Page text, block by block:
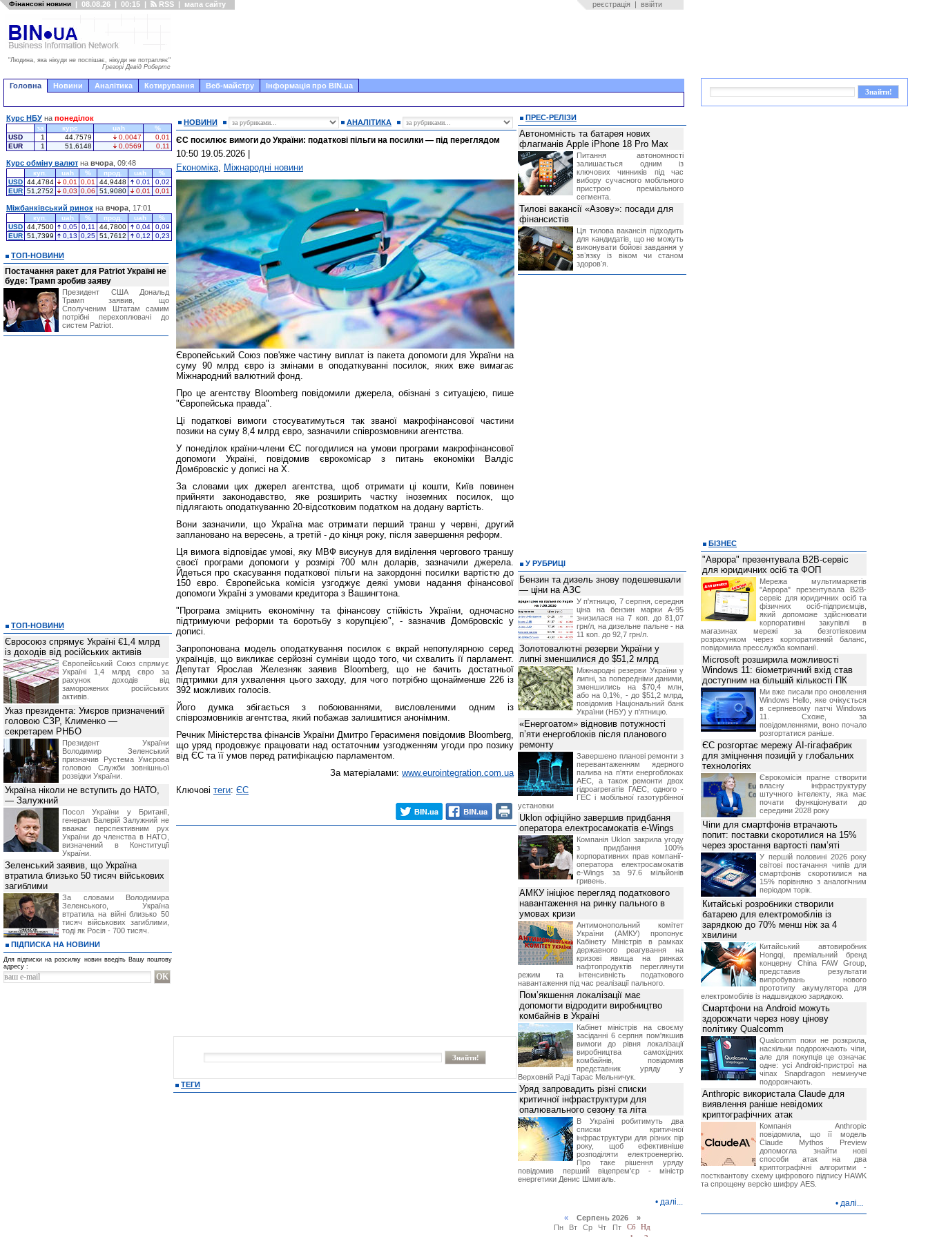
Фінансові новини | 08.08.26 | 00:15 | RSS | мапа сайту реєстрація | ввійти
"Людина, яка нікуди не поспішає, нікуди не потрапляє"
Грегорі Девід Робертс
Головна Новини Аналітика Котирування Веб-майстру Інформація про BIN.ua
НОВИНИ АНАЛІТИКА
ЄС посилює вимоги до України: податкові пільги на посилки — під переглядом
10:50 19.05.2026
Економіка, Міжнародні новини
Європейський Союз пов'яже частину виплат із пакета допомоги для України на
суму 90 млрд євро із змінами в оподаткуванні посилок, яких вже вимагає
Міжнародний валютний фонд.
Про це агентству Bloomberg повідомили джерела, обізнані з ситуацією, пише
"Європейська правда".
Ці податкові вимоги стосуватимуться так званої макрофінансової частини
позики на суму 8,4 млрд євро, зазначили співрозмовники агентства.
У понеділок країни-члени ЄС погодилися на умови програми макрофінансової
допомоги Україні, повідомив єврокомісар з питань економіки Валдіс
Домбровскіс у дописі на X.
За словами цих джерел агентства, щоб отримати ці кошти, Київ повинен
прийняти законодавство, яке розширить частку іноземних посилок, що
підлягають оподаткуванню 20-відсотковим податком на додану вартість.
Вони зазначили, що Україна має отримати перший транш у червні, другий
заплановано на вересень, а третій - до кінця року, після завершення реформ.
Ця вимога відповідає умові, яку МВФ висунув для виділення чергового траншу
своєї програми допомоги у розмірі 700 млн доларів, зазначили джерела.
Йдеться про скасування податкової пільги на закордонні посилки вартістю до
150 євро. Європейська комісія узгоджує деякі умови надання фінансової
допомоги Україні з умовами кредитора з Вашингтона.
"Програма зміцнить економічну та фінансову стійкість України, одночасно
підтримуючи реформи та боротьбу з корупцією", - зазначив Домбровскіс у
дописі.
Запропонована модель оподаткування посилок є вкрай непопулярною серед
українців, що викликає серйозні сумніви щодо того, чи схвалить її парламент.
Депутат Ярослав Железняк заявив Bloomberg, що не бачить достатньої
підтримки для ухвалення цього заходу, для чого потрібно щонайменше 226 із
392 можливих голосів.
Його думка збігається з побоюваннями, висловленими одним із
співрозмовників агентства, який побажав залишитися анонімним.
Речник Міністерства фінансів України Дмитро Герасименя повідомив Bloomberg,
що уряд продовжує працювати над остаточним узгодженням угоди про позику
від ЄС та її умов перед ратифікацією парламентом.
За матеріалами: www.eurointegration.com.ua
Ключові теги: ЄС
ТЕГИ
Курс НБУ на понеділок
за курс uah
%
USD
1 44,7579 0,0047
0,01
EUR
1 51,6148 0,0569 0,11
Курс обміну валют на вчора , 09:48
куп. uah % прод. uah
%
USD 44,4784 0,01 0,01 44,9448 0,01
0,02
EUR 51,2752 0,03 0,06 51,9080 0,01 0,01
Міжбанківський ринок на вчора , 17:01
куп. uah % прод. uah
%
USD 44,7500 0,05 0,11 44,7800 0,04
0,09
EUR 51,7399 0,13 0,25 51,7612 0,12 0,23
ТОП-НОВИНИ
Постачання ракет для Patriot Україні не
буде: Трамп зробив заяву
Президент США Дональд
Трамп заявив, що
Сполученим Штатам самим
потрібні перехоплювачі до
систем Patriot.
ТОП-НОВИНИ
Євросоюз спрямує Україні €1,4 млрд
із доходів від російських активів
Європейський Союз спрямує
Україні 1,4 млрд євро за
рахунок доходів від
заморожених російських
активів.
Указ президента: Умєров призначений
головою СЗР, Клименко —
секретарем РНБО
Президент України
Володимир Зеленський
призначив Pустема Умєрова
головою Служби зовнішньої
розвідки України.
Україна ніколи не вступить до НАТО,
— Залужний
Посол України у Британії,
генерал Валерій Залужний не
вважає перспективним рух
України до членства в НАТО,
визначений в Конституції
України.
Зеленський заявив, що Україна
втратила близько 50 тисяч військових
загиблими
За словами Володимира
Зеленського, Україна
втратила на війні близько 50
тисяч військових загиблими,
тоді як Росія - 700 тисяч.
ПІДПИСКА НА НОВИНИ
Для підписки на розсилку новин введіть Вашу поштову
адресу :
ПРЕС-РЕЛІЗИ
Автономність та батарея нових
флагманів Apple iPhone 18 Pro Max
Питання автономності
залишається одним із
ключових чинників під час
вибору сучасного мобільного
пристрою преміального
сегмента.
Тилові вакансії «Азову»: посади для
фінансистів
Ця тилова вакансія підходить
для кандидатів, що не можуть
виконувати бойові завдання у
звʼязку із віком чи станом
здоровʼя.
У РУБРИЦІ
Бензин та дизель знову подешевшали
— ціни на АЗС
У п'ятницю, 7 серпня, середня
ціна на бензин марки А-95
знизилася на 7 коп. до 81,07
грн/л, на дизельне пальне - на
11 коп. до 92,7 грн/л.
Золотовалютні резерви України у
липні зменшилися до $51,2 млрд
Міжнародні резерви України у
липні, за попередніми даними,
зменшились на $70,4 млн,
або на 0,1%, - до $51,2 млрд,
повідомив Національний банк
України (НБУ) у п'ятницю.
«Енергоатом» відновив потужності
п’яти енергоблоків після планового
ремонту
Завершено планові ремонти з
перевантаженням ядерного
палива на п'яти енергоблоках
АЕС, а також ремонти двох
гідроагрегатів ГАЕС, одного -
ГЕС і мобільної газотурбінної
установки
Uklon офіційно завершив придбання
оператора електросамокатів e-Wings
Компанія Uklon закрила угоду
з придбання 100%
корпоративних прав компанії-
оператора електросамокатів
e-Wings за 97.6 мільйонів
гривень.
АМКУ ініціює перегляд податкового
навантаження на ринку пального в
умовах кризи
Антимонопольний комітет
України (АМКУ) пропонує
Кабінету Міністрів в рамках
державного реагування на
кризові явища на ринках
нафтопродуктів переглянути
режим та інтенсивність податкового
навантаження під час реалізації пального.
Пом’якшення локалізації має
допомогти відродити виробництво
комбайнів в Україні
Кабінет міністрів на своєму
засіданні 6 серпня пом'якшив
вимоги до рівня локалізації
виробництва самохідних
комбайнів, повідомив
представник уряду у
Верховній Раді Тарас Мельничук.
Уряд запровадить різні списки
критичної інфраструктури для
опалювального сезону та літа
В Україні робитимуть два
списки критичної
інфраструктури для різних пір
року, щоб ефективніше
розподіляти електроенергію.
Про таке рішення уряду
повідомив перший віцепрем'єр - міністр
енергетики Денис Шмигаль.
• далі...
«Серпень 2026 »
Пн
Вт Ср Чт Пт Сб
Нд
БІЗНЕС
"Аврора" презентувала B2B-сервіс
для юридичних осіб та ФОП
Мережа мультимаркетів
"Аврора" презентувала B2B-
сервіс для юридичних осіб та
фізичних осіб-підприємців,
який допоможе здійснювати
корпоративні закупівлі в
магазинах мережі за безготівковим
розрахунком через корпоративний баланс,
повідомила пресслужба компанії.
Microsoft розширила можливості
Windows 11: біометричний вхід став
доступним на більшій кількості ПК
Ми вже писали про оновлення
Windows Hello, яке очікується
в серпневому патчі Windows
11. Схоже, за
повідомленнями, воно почало
розгортатися раніше.
ЄС розгортає мережу AI-гігафабрик
для зміцнення позицій у глобальних
технологіях
Єврокомісія прагне створити
власну інфраструктуру
штучного інтелекту, яка має
почати функціонувати до
середини 2028 року
Чіпи для смартфонів втрачають
попит: поставки скоротилися на 15%
через зростання вартості пам’яті
У першій половині 2026 року
світові постачання чипів для
смартфонів скоротилися на
15% порівняно з аналогічним
періодом торік.
Китайські розробники створили
батарею для електромобілів із
зарядкою до 70% менш ніж за 4
хвилини
Китайський автовиробник
Hongqi, преміальний бренд
концерну China FAW Group,
представив результати
випробувань нового
прототипу акумулятора для
електромобілів із надшвидкою зарядкою.
Смартфони на Android можуть
здорожчати через нову цінову
політику Qualcomm
Qualcomm поки не розкрила,
наскільки подорожчають чіпи,
але для покупців це означає
одне: усі Android-пристрої на
чіпах Snapdragon неминуче
подорожчають.
Anthropic використала Claude для
виявлення раніше невідомих
криптографічних атак
Компанія Anthropic
повідомила, що її модель
Claude Mythos Preview
допомогла знайти нові
способи атак на два
криптографічні алгоритми -
постквантову схему цифрового підпису HAWK
та спрощену версію шифру AES.
• далі...